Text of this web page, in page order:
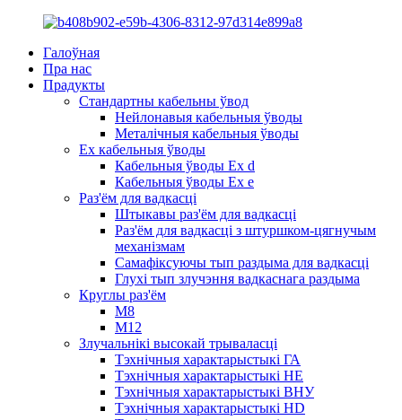
Галоўная
Пра нас
Прадукты
Стандартны кабельны ўвод
Нейлонавыя кабельныя ўводы
Металічныя кабельныя ўводы
Ex кабельныя ўводы
Кабельныя ўводы Ex d
Кабельныя ўводы Ex e
Раз'ём для вадкасці
Штыкавы раз'ём для вадкасці
Раз'ём для вадкасці з штуршком-цягнучым
механізмам
Самафіксуючы тып раздыма для вадкасці
Глухі тып злучэння вадкаснага раздыма
Круглы раз'ём
M8
М12
Злучальнікі высокай трываласці
Тэхнічныя характарыстыкі ГА
Тэхнічныя характарыстыкі HE
Тэхнічныя характарыстыкі ВНУ
Тэхнічныя характарыстыкі HD